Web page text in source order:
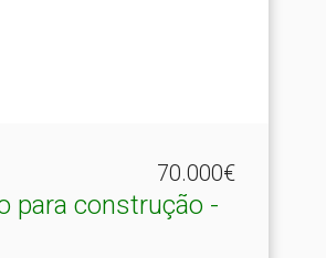
70.000€
para construção -